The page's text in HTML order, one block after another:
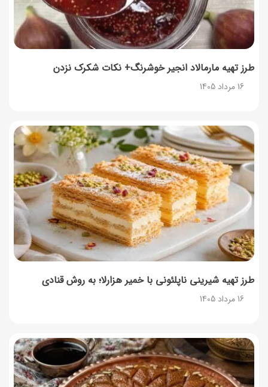
طرز تهیه مارمالاد انجیر خوشرنگ+ نکات شکرک نزدن
16 مرداد 1405
طرز تهیه شیرینی ناپلئونی با خمیر هزارلا؛ به روش قنادی
16 مرداد 1405
طرز تهیه آلبالو شور خانگی؛ خوش‌رنگ و بدون کپک
14 مرداد 1405
۳۵ لیست غذاهای جدید و متفاوت؛ برای ناهار و مهمانی
14 مرداد 1405
طرز تهیه پش ملبا (پیچ ملبا)؛ دسر کلاسیک هلو و بستنی
13 مرداد 1405